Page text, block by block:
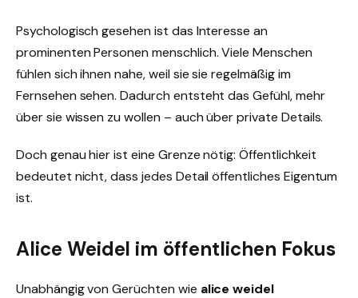
Psychologisch gesehen ist das Interesse an
prominenten Personen menschlich. Viele Menschen
fühlen sich ihnen nahe, weil sie sie regelmäßig im
Fernsehen sehen. Dadurch entsteht das Gefühl, mehr
über sie wissen zu wollen – auch über private Details.
Doch genau hier ist eine Grenze nötig: Öffentlichkeit
bedeutet nicht, dass jedes Detail öffentliches Eigentum
ist.
Alice Weidel im öffentlichen Fokus
Unabhängig von Gerüchten wie alice weidel